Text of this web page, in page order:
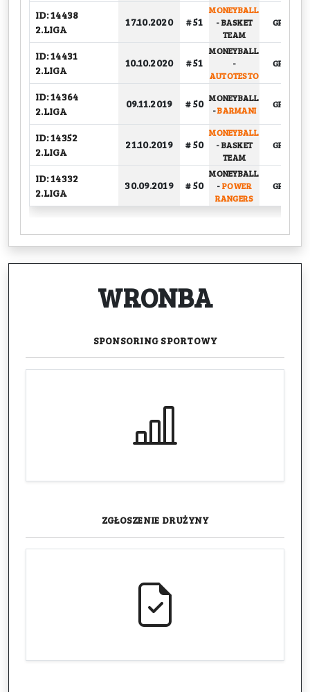
ID: 14438
2.LIGA
17.10.2020 # 51
MONEYBALL
-BASKET
TEAM
ID: 14431
2.LIGA
10.10.2020 # 51
MONEYBALL
-
AUTOTESTO
ID: 14364
2.LIGA
09.11.2019 # 50 MONEYBALL
-BARMANI
ID: 14352
2.LIGA
21.10.2019 # 50
MONEYBALL
-BASKET
TEAM
ID: 14332
2.LIGA
30.09.2019 # 50
MONEYBALL
-POWER
RANGERS
WRONBA
SPONSORING SPORTOWY
ZGŁOSZENIE DRUŻYNY